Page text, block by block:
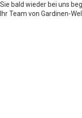
Sie bald wieder bei uns
Ihr Team von Gardinen-